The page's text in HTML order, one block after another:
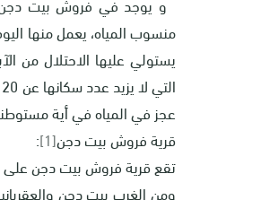
منسوب المياه، يعمل منها
يستولي عليها الاحتلال من
عجز في المياه في أية
قرية فروش بيت دجن[1]
: